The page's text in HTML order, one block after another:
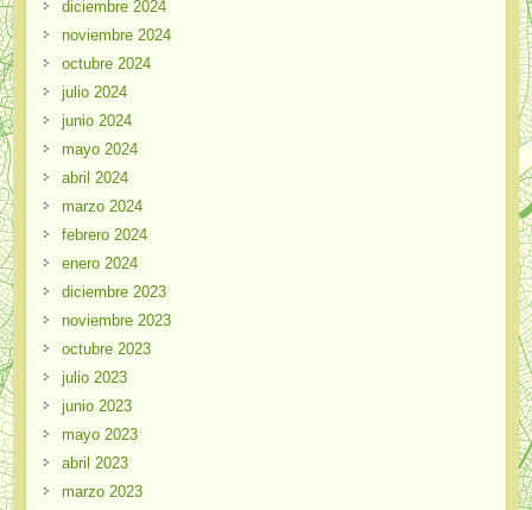
diciembre 2024
noviembre 2024
octubre 2024
julio 2024
junio 2024
mayo 2024
abril 2024
marzo 2024
febrero 2024
enero 2024
diciembre 2023
noviembre 2023
octubre 2023
julio 2023
junio 2023
mayo 2023
abril 2023
marzo 2023